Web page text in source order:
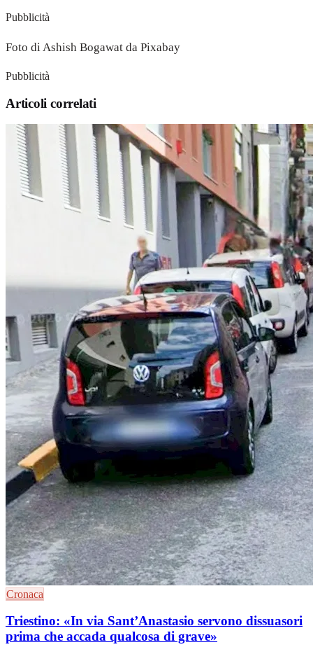
Pubblicità
Foto di Ashish Bogawat da Pixabay
Pubblicità
Articoli correlati
Cronaca
Triestino: «In via Sant’Anastasio servono dissuasori
prima che accada qualcosa di grave»